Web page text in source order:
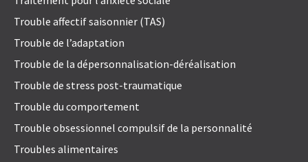
Trouble affectif saisonnier (TAS)
Trouble de l’adaptation
Trouble de la dépersonnalisation-déréalisation
Trouble de stress post-traumatique
Trouble du comportement
Trouble obsessionnel compulsif de la personnalité
Troubles alimentaires